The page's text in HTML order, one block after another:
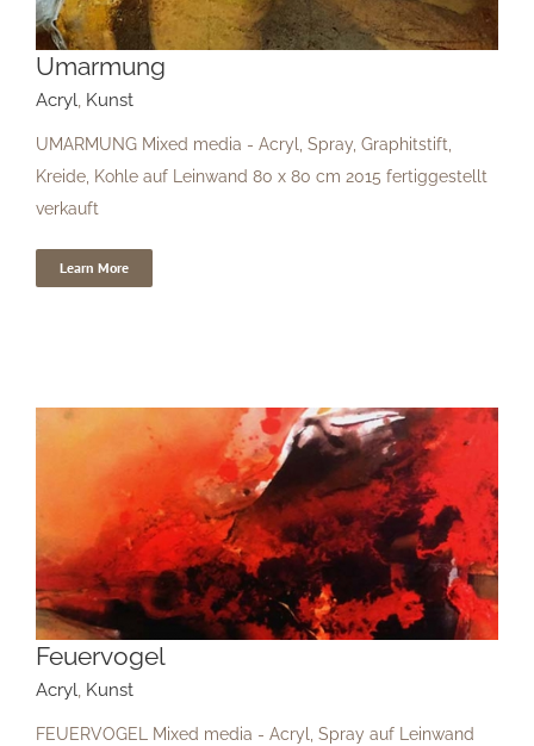
Umarmung
Acryl, Kunst
UMARMUNG Mixed media - Acryl, Spray, Graphitstift,
Kreide, Kohle auf Leinwand 80 x 80 cm 2015 fertiggestellt
verkauft
Learn More
Feuervogel
Feuervogel
Acryl, Kunst
FEUERVOGEL Mixed media - Acryl, Spray auf Leinwand